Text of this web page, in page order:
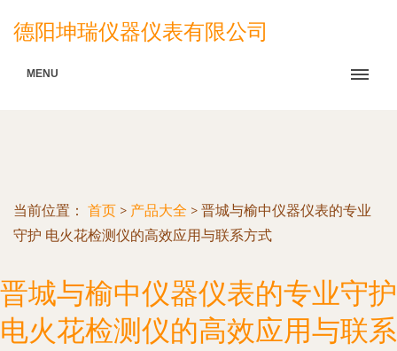
德阳坤瑞仪器仪表有限公司
MENU
当前位置： 首页 > 产品大全 > 晋城与榆中仪器仪表的专业
守护 电火花检测仪的高效应用与联系方式
晋城与榆中仪器仪表的专业守护
电火花检测仪的高效应用与联系